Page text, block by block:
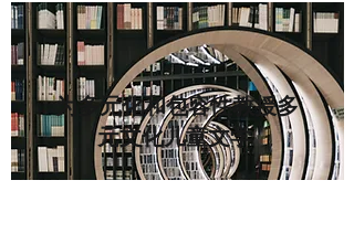
为多元化和包容性教授多
元文化儿童文学